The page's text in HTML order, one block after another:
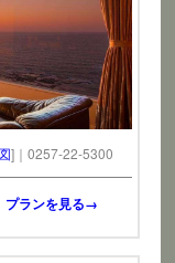
]｜0257-22-5300
プランを見る→